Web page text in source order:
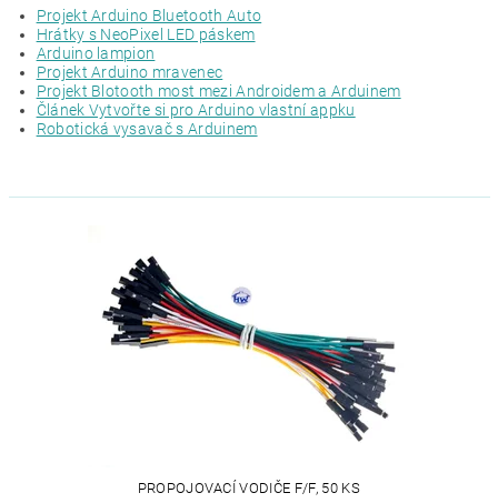
Projekt Arduino Bluetooth Auto
Hrátky s NeoPixel LED páskem
Arduino lampion
Projekt Arduino mravenec
Projekt Blotooth most mezi Androidem a Arduinem
Článek Vytvořte si pro Arduino vlastní appku
Robotická vysavač s Arduinem
PROPOJOVACÍ VODIČE F/F, 50 KS